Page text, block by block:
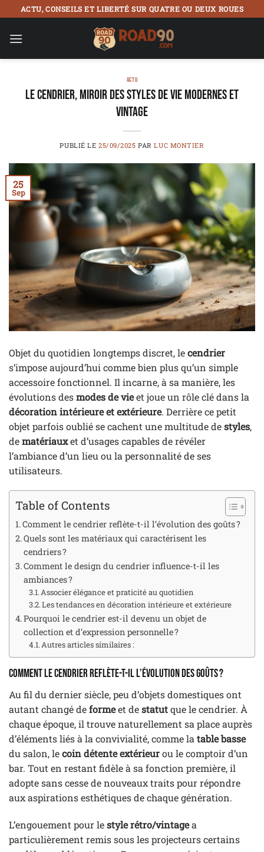
Passer
au
contenu
ACTU, CONSEILS ET LIBERTÉ SUR QUATRE OU DEUX ROUES
ACTU
Le cendrier, miroir des styles de vie modernes et
vintage
PUBLIÉ LE 25/09/2025 PARLUC MONTIER
25
Sep
Objet du quotidien longtemps discret, lecendrier
s’impose aujourd’hui comme bien plus qu’un simple
accessoire fonctionnel. Il incarne, à sa manière, les
évolutions desmodes de vieet joue un rôle clé dans la
décoration intérieure et extérieure. Derrière ce petit
objet parfois oublié se cachent une multitude destyles,
dematériauxet d’usages capables de révéler
l’ambiance d’un lieu ou la personnalité de ses
utilisateurs.
Table of Contents
Comment le cendrier reflète-t-il l’évolution des goûts ?
Quels sont les matériaux qui caractérisent les
cendriers ?
Comment le design du cendrier influence-t-il les
ambiances ?
Associer élégance et praticité au quotidien
Les tendances en décoration intérieure et extérieure
Pourquoi le cendrier est-il devenu un objet de
collection et d’expression personnelle ?
Autres articles similaires :
Comment le cendrier reflète-t-il l’évolution des goûts ?
Au fil du dernier siècle, peu d’objets domestiques ont
autant changé deformeet destatutque le cendrier. À
chaque époque, il trouve naturellement sa place auprès
d’éléments liés à la convivialité, comme la table basse
du salon, lecoin détente extérieurou le comptoir d’un
bar. Tout en restant fidèle à sa fonction première, il
adopte sans cesse de nouveaux traits pour répondre
aux aspirations esthétiques de chaque génération.
L’engouement pour lestyle rétro/vintagea
particulièrement remis sous les projecteurs certains